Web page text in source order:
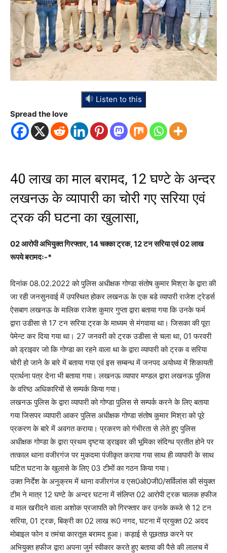
Listen to this
Spread the love
40 लाख का माल बरामद, 12 घण्टे के अन्दर
लखनऊ के व्यापारी का चोरी गए सरिया एवं
ट्रक की घटना का खुलासा,
02 आरोपी अभियुक्त गिरफ्तार, 14 चक्का ट्रक, 12 टन सरिया एवं 02 लाख
रूपये बरामदः-*
दिनांक 08.02.2022 को पुलिस अधीक्षक गोण्डा संतोष कुमार मिश्रा के द्वारा की
जा रही जनसुनवाई में उपस्थित होकर लखनऊ के एक बडे व्यापारी राजेश ट्रेडर्स
ऐसबाग लखनऊ के मालिक राजेश कुमार गुप्ता द्वारा बताया गया कि उनके फर्म
द्वारा उडीसा से 17 टन सरिया ट्रक के माध्यम से मंगवाया था। जिसका की पूरा
पेमेन्ट कर दिया गया था। 27 जनवरी को ट्रक उडीसा से चला था, 01 फरवरी
को ड्राइवर जो कि गोण्डा का रहने वाला था के द्वारा व्यापारी को ट्रक व सरिया
चोरी हो जाने के बारे में बताया गया एवं इस सम्बन्ध में जनपद अयोध्या में शिकायती
प्रार्थना पत्र देना भी बताया गया। लखनऊ व्यापार मण्डल द्वारा लखनऊ पुलिस
के वरिष्ठ अधिकारियों से सम्पर्क किया गया।
लखनऊ पुलिस के द्वारा व्यापारी को गोण्डा पुलिस से सम्पर्क करने के लिए बताया
गया जिसपर व्यापारी आकर पुलिस अधीक्षक गोण्डा संतोष कुमार मिश्रा को पूरे
प्रकरण के बारे में अवगत कराया। प्रकरण को गंभीरता से लेते हुए पुलिस
अधीक्षक गोण्डा के द्वारा प्रथम दृष्टया ड्राइवर की भूमिका संदिग्ध प्रतीत होने पर
तत्काल थाना वजीरगंज पर मुकदमा पंजीकृत कराया गया साथ ही व्यापारी के साथ
घटित घटना के खुलासे के लिए 03 टीमों का गठन किया गया।
उक्त निर्देश के अनुक्रम में थाना वजीरगंज व एस0ओ0जी0/सर्विलांस की संयुक्त
टीम ने मात्र 12 घण्टे के अन्दर घटना में संलिप्त 02 आरोपी ट्रक चालक हफीज
व माल खरीदने वाला अशोक प्रजापति को गिरफ्तार कर उनके कब्जे से 12 टन
सरिया, 01 ट्रक, बिक्री का 02 लाख रू0 नगद, घटना में प्रयुक्त 02 अदद
मोबाइल फोन व तमंचा कारतूस बरामद हुआ। कड़ाई से पूछताछ करने पर
अभियुक्त हफीज द्वारा अपना जुर्म स्वीकार करते हुए बताया की पैसे की लालच में